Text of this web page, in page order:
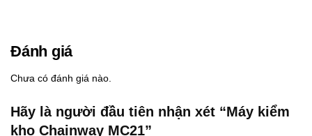
Đánh giá
Chưa có đánh giá nào.
Hãy là người đầu tiên nhận xét “Máy kiểm
kho Chainway MC21”